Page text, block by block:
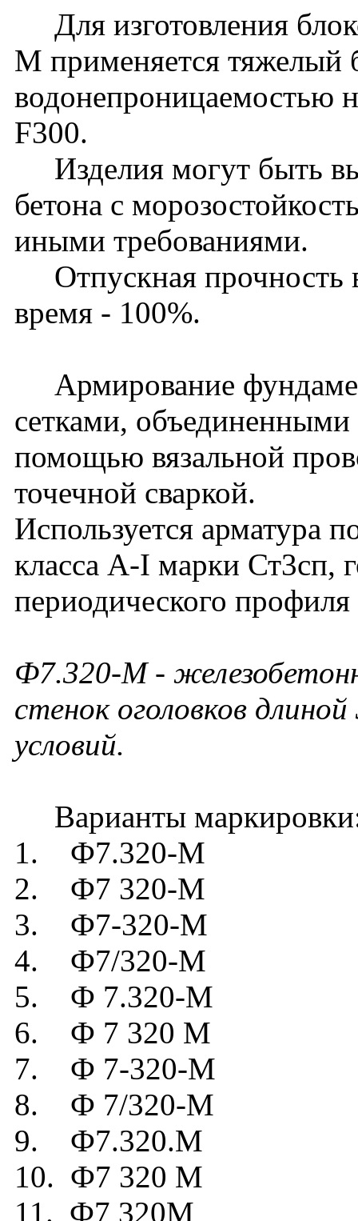
Для изготовления
М применяется тяжелый
водонепроницаемостью
F300.
Изделия могут быть
бетона с
иными требованиями.
Отпускная прочность
время - 100%.
Армирование
сетками, объединенными
помощью вязальной
точечной сваркой.
Используется арматура
класса А-I марки Ст3сп,
периодического
Ф7.320-М-
стенок оголовков
условий.
Варианты
1. Ф7.320-М
2. Ф7 320-М
3. Ф7-320-М
4. Ф7/320-М
5. Ф 7.320-М
6. Ф 7 320 М
7. Ф 7-320-М
8. Ф 7/320-М
9. Ф7.320.М
10. Ф7 320 М
11. Ф7 320М